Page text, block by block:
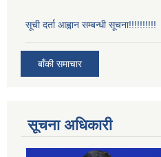
सूची दर्ता आह्वान सम्बन्धी सूचना!!!!!!!!!!
बाँकी समाचार
सूचना अधिकारी